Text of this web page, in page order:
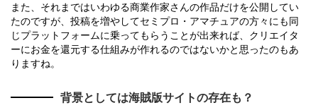
また、それまではいわゆる商業作家さんの作品だけを公開してい
たのですが、投稿を増やしてセミプロ・アマチュアの方々にも同
じプラットフォームに乗ってもらうことが出来れば、クリエイタ
ーにお金を還元する仕組みが作れるのではないかと思ったのもあ
りますね。
背景としては海賊版サイトの存在も？